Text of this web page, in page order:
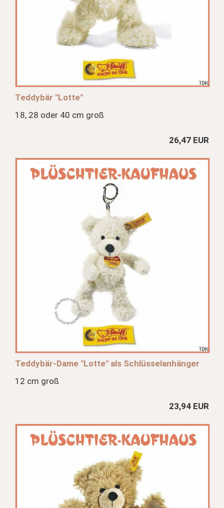
Teddybär "Lotte"
18, 28 oder 40 cm groß
26,47 EUR
Teddybär-Dame "Lotte" als Schlüsselanhänger
12 cm groß
23,94 EUR